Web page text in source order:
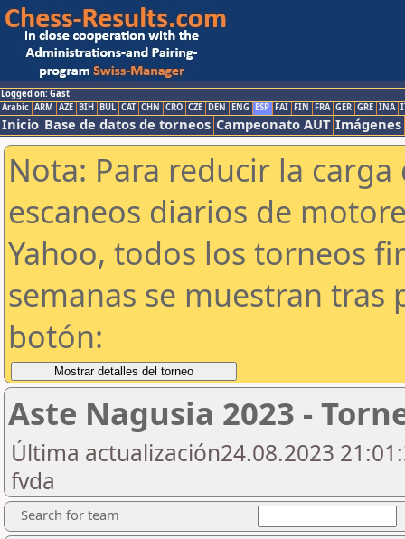
Logged on: Gast
Arabic ARM AZE BIH BUL CAT CHN CRO CZE DEN ENG ESP FAI FIN FRA GER GRE INA
Inicio Base de datos de torneos Campeonato AUT Imágenes
Nota: Para reducir la
escaneos diarios de
Yahoo, todos los torneos
semanas se muestran tras
botón:
Aste Nagusia 2023 -
Última actualización24.08.2023
fvda
Search for team